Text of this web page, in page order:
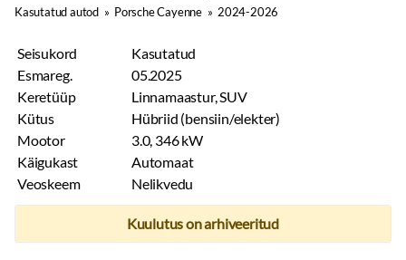
Kasutatud autod » Porsche Cayenne » 2024-2026
Seisukord
Kasutatud
Esmareg.
05.2025
Keretüüp
Linnamaastur, SUV
Kütus
Hübriid (bensiin/elekter)
Mootor
3.0, 346 kW
Käigukast
Automaat
Veoskeem
Nelikvedu
Kuulutus on arhiveeritud